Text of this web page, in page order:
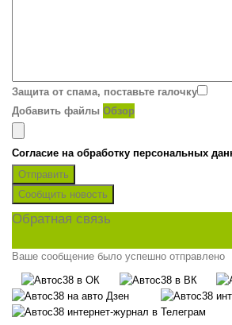
Защита от спама, поставьте галочку
Добавить файлы Обзор
Согласие на обработку персональных
Отправить
Сообщить новость
Обратная связь
Ваше сообщение было успешно отправлено